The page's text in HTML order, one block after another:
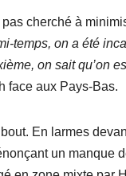
cherché à
temps, on a été
on sait qu’on
face aux Pays-Bas.
En larmes
un manque